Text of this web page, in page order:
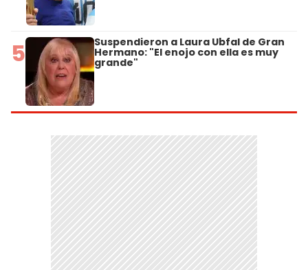
5 Suspendieron a Laura Ubfal de Gran
Hermano: "El enojo con ella es muy
grande"